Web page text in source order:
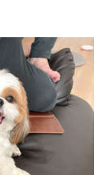
閉じる
済みの方